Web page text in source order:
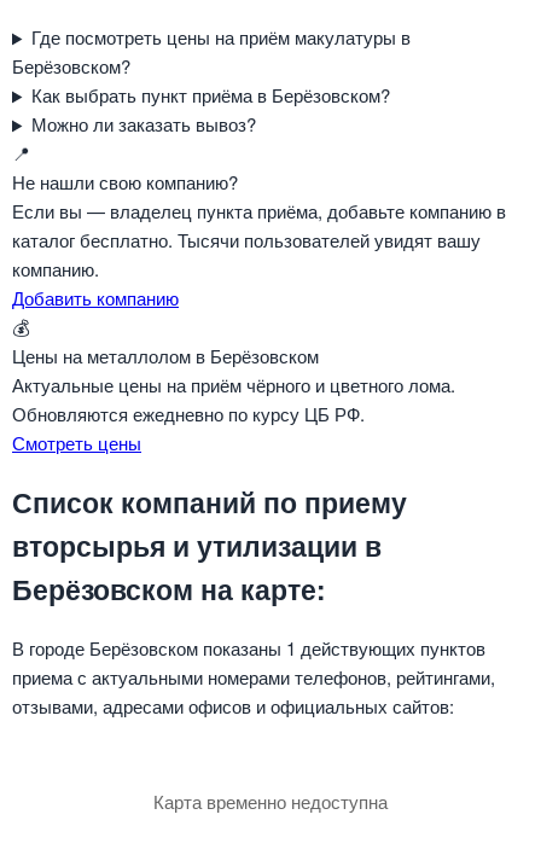
Где посмотреть цены на приём макулатуры в
Берёзовском?
Как выбрать пункт приёма в Берёзовском?
Можно ли заказать вывоз?
📍
Не нашли свою компанию?
Если вы — владелец пункта приёма, добавьте компанию в
каталог бесплатно. Тысячи пользователей увидят вашу
компанию.
Добавить компанию
💰
Цены на металлолом в Берёзовском
Актуальные цены на приём чёрного и цветного лома.
Обновляются ежедневно по курсу ЦБ РФ.
Смотреть цены
Список компаний по приему
вторсырья и утилизации в
Берёзовском на карте:
В городе Берёзовском показаны 1 действующих пунктов
приема с актуальными номерами телефонов, рейтингами,
отзывами, адресами офисов и официальных сайтов:
Карта временно недоступна